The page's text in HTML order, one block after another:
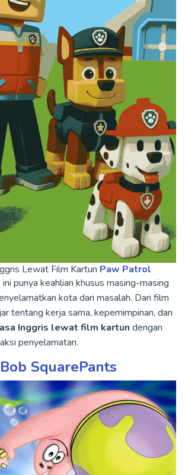
Lewat Film Kartun Paw Patrol
punya keahlian khusus masing-masing
kota dari masalah. Dari film
tentang kerja sama, kepemimpinan, dan
Inggris lewat film kartun dengan
penyelamatan.
SquarePants